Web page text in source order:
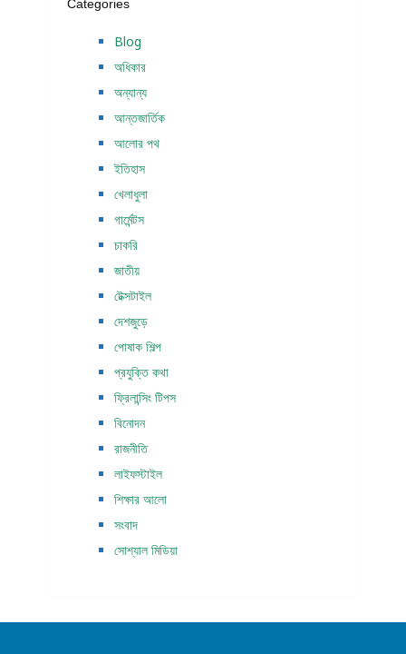
Categories
Blog
অধিকার
অন্যান্য
আন্তজার্তিক
আলোর পথ
ইতিহাস
খেলাধুলা
গার্মেন্টস
চাকরি
জাতীয়
টেক্সটাইল
দেশজুড়ে
পোষাক শিল্প
প্রযুক্তি কথা
ফ্রিলান্সিং টিপস
বিনোদন
রাজনীতি
লাইফস্টাইল
শিক্ষার আলো
সংবাদ
সোশ্যাল মিডিয়া